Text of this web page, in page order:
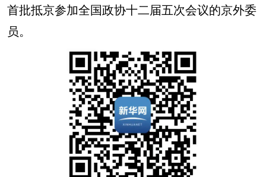
首批抵京参加全国政协十二届五次会议的京外委
员。